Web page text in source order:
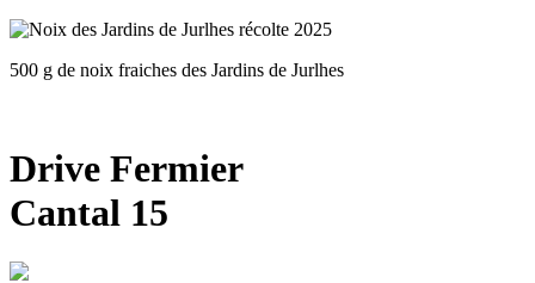
500 g de noix fraiches des Jardins de Jurlhes
Drive Fermier
Cantal 15